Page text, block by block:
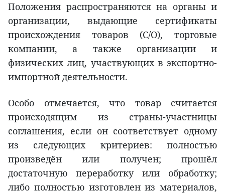
Положения распространяются на органы и
организации, выдающие сертификаты
происхождения товаров (C/O), торговые
компании, а также организации и
физических лиц, участвующих в экспортно-
импортной деятельности.
Особо отмечается, что товар считается
происходящим из страны-участницы
соглашения, если он соответствует одному
из следующих критериев: полностью
произведён или получен; прошёл
достаточную переработку или обработку;
либо полностью изготовлен из материалов,